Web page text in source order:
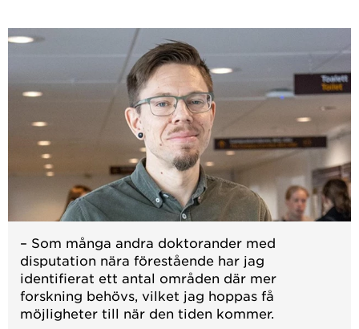
– Som många andra doktorander med
disputation nära förestående har jag
identifierat ett antal områden där mer
forskning behövs, vilket jag hoppas få
möjligheter till när den tiden kommer.